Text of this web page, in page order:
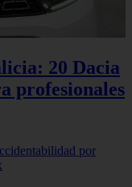
20 Dacia
profesionales